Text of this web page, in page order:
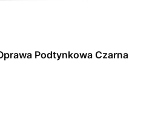
Podtynkowa Czarna